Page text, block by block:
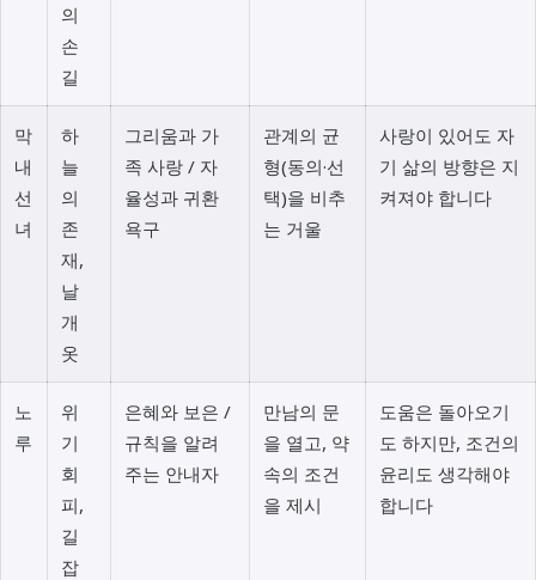
의
손
길
막
내
선
녀
하
늘
의
존
재,
날
개
옷
그리움과 가
족 사랑 / 자
율성과 귀환
욕구
관계의 균
형(동의·선
택)을 비추
는 거울
사랑이 있어도 자
기 삶의 방향은 지
켜져야 합니다
노
루
위
기
회
피,
길
잡
은혜와 보은 /
규칙을 알려
주는 안내자
만남의 문
을 열고, 약
속의 조건
을 제시
도움은 돌아오기
도 하지만, 조건의
윤리도 생각해야
합니다